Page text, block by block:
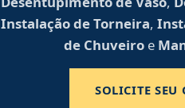
Instalação de Torneira,
de Chuveiro e
SOLICITE SEU